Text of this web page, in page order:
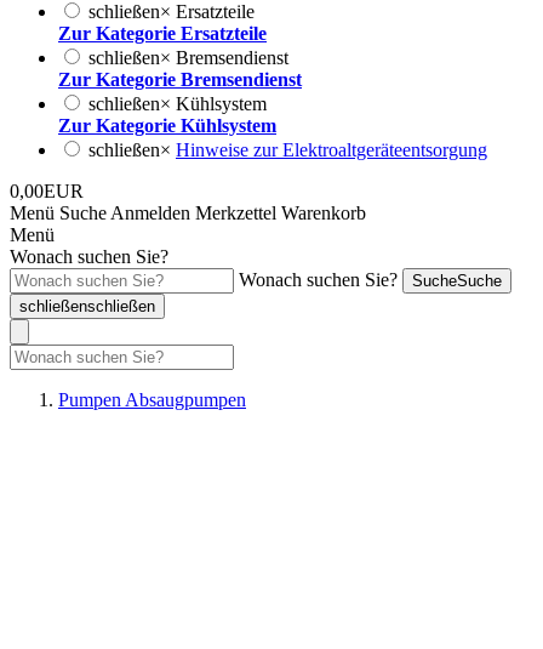
schließen× Ersatzteile
Zur Kategorie Ersatzteile
schließen× Bremsendienst
Zur Kategorie Bremsendienst
schließen× Kühlsystem
Zur Kategorie Kühlsystem
schließen× Hinweise zur Elektroaltgeräteentsorgung
0,00EUR
Menü Suche Anmelden Merkzettel Warenkorb
Menü
Wonach suchen Sie?
Wonach suchen Sie?
SucheSuche
schließenschließen
Pumpen Absaugpumpen